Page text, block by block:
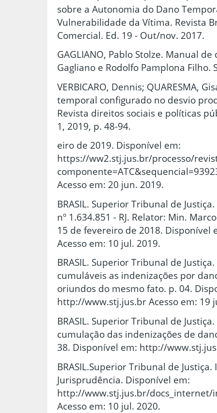
sobre a Autonomia do Dano
Vulnerabilidade da Vítima. Revista
Comercial. Ed. 19 - Out/nov. 2017.
GAGLIANO, Pablo Stolze. Manual
Gagliano e Rodolfo Pamplona Filho.
VERBICARO, Dennis; QUARESMA,
temporal configurado no desvio
Revista direitos sociais e políticas
1, 2019, p. 48-94.
eiro de 2019. Disponível em:
https://ww2.stj.jus.br/processo/
Acesso em: 20 jun. 2019.
BRASIL. Superior Tribunal de
nº 1.634.851 - RJ. Relator: Min.
15 de fevereiro de 2018.
Acesso em: 10 jul. 2019.
BRASIL. Superior Tribunal de
cumuláveis as indenizações por
oriundos do mesmo fato. p. 04.
http://www.stj.jus.br Acesso em: 19
BRASIL. Superior Tribunal de
cumulação das indenizações de
38. Disponível em: http://
BRASIL.Superior Tribunal de
Jurisprudência. Disponível em:
http://www.stj.jus.br/docs_internet/
Acesso em: 10 jul. 2020.